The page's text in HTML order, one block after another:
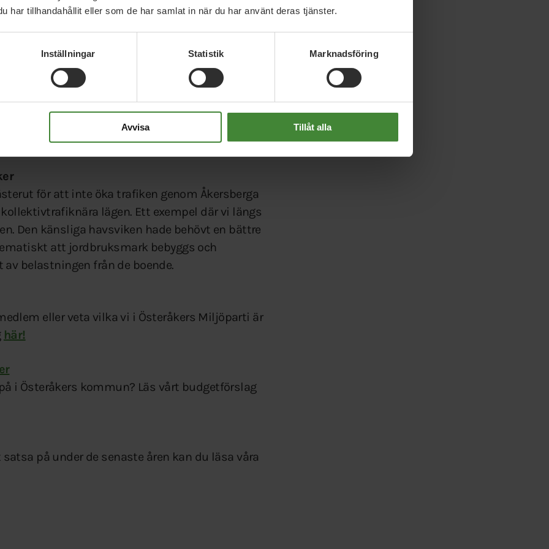
har tillhandahållit eller som de har samlat in när du har använt deras tjänster.
Inställningar Statistik Marknadsföring
Avvisa Tillåt alla
i hur man energieffektiviserar.
fordonsflotta.
i alla bostadsområden.
för att inte öka trafiken genom Åkersberga
lägen. Ett exempel där vi längs
Den känsliga havsviken hade behövt en bättre
att jordbruksmark bebyggs och
belastningen från de boende.
eller veta vilka vi i Österåkers Miljöparti är
här!
i Österåkers kommun? Läs vårt budgetförslag
på under de senaste åren kan du läsa våra